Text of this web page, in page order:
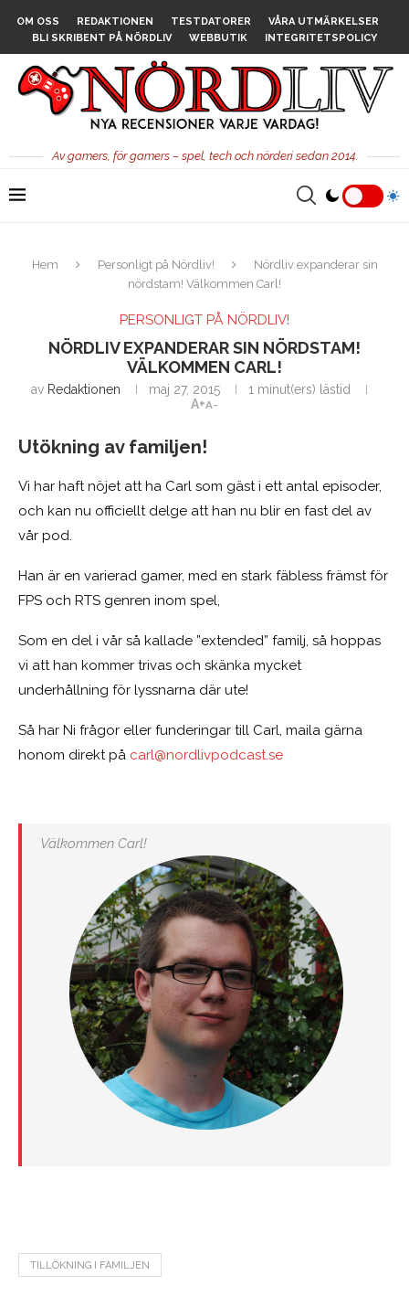
OM OSS REDAKTIONEN TESTDATORER
VÅRA UTMÄRKELSER
BLI SKRIBENT PÅ NÖRDLIV
WEBBUTIK INTEGRITETSPOLICY
Av gamers, för gamers – spel, tech och nörderi sedan 2014.
Hem Personligt på Nördliv!
Nördliv expanderar sin
nördstam! Välkommen Carl!
PERSONLIGT PÅ NÖRDLIV!
NÖRDLIV EXPANDERAR SIN NÖRDSTAM!
VÄLKOMMEN CARL!
av Redaktionen maj 27, 2015
1 minut(ers) lästid
A+A-
Utökning av familjen!
Vi har haft nöjet att ha Carl som gäst i ett antal episoder,
och kan nu officiellt delge att han nu blir en fast del av
vår pod.
Han är en varierad gamer, med en stark fäbless främst för
FPS och RTS genren inom spel,
Som en del i vår så kallade ”extended” familj, så hoppas
vi att han kommer trivas och skänka mycket
underhållning för lyssnarna där ute!
Så har Ni frågor eller funderingar till Carl, maila gärna
honom direkt på carl@nordlivpodcast.se
Välkommen Carl!
TILLÖKNING I FAMILJEN